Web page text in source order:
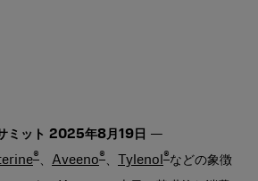
ミット 2025年8月19日 —
® 、 Aveeno ® 、 Tylenol ® などの象徴